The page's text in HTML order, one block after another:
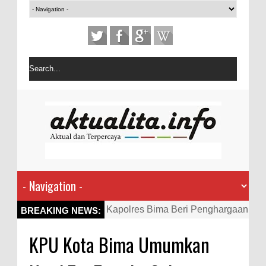
BREAKING NEWS:
Kapolres Bima Beri Penghargaan
Aktif Bantu Polisi Berantas
KPU Kota Bima Umumkan